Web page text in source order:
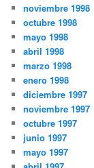
noviembre 1998
octubre 1998
mayo 1998
abril 1998
marzo 1998
enero 1998
diciembre 1997
noviembre 1997
octubre 1997
junio 1997
mayo 1997